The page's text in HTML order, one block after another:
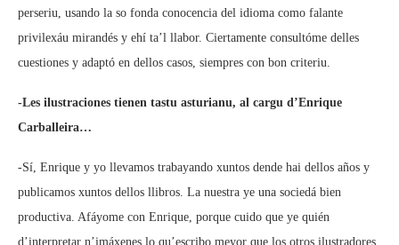
perseriu, usando la so fonda conocencia del idioma como falante
privilexáu mirandés y ehí ta’l llabor. Ciertamente consultóme delles
cuestiones y adaptó en dellos casos, siempres con bon criteriu.
-Les ilustraciones tienen tastu asturianu, al cargu d’Enrique
Carballeira…
-Sí, Enrique y yo llevamos trabayando xuntos dende hai dellos años y
publicamos xuntos dellos llibros. La nuestra ye una sociedá bien
productiva. Afáyome con Enrique, porque cuido que ye quién
d’interpretar n’imáxenes lo qu’escribo meyor que los otros ilustradores